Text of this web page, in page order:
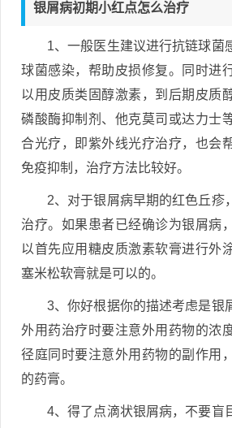
银屑病初期小红点怎么治疗
1、一般医生建议进行抗链球菌
球菌感染，帮助皮损修复。同时进
以用皮质类固醇激素，到后期皮质
磷酸酶抑制剂、他克莫司或达力士
合光疗，即紫外线光疗治疗，也会
免疫抑制，治疗方法比较好。
2、对于银屑病早期的红色丘疹
治疗。如果患者已经确诊为银屑病
以首先应用糖皮质激素软膏进行外
塞米松软膏就是可以的。
3、你好根据你的描述考虑是银
外用药治疗时要注意外用药物的浓
径庭同时要注意外用药物的副作用
的药膏。
4、得了点滴状银屑病，不要盲